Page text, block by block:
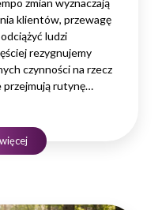
zmian wyznaczają
klientów, przewagę
ludzi
rezygnujemy
czynności na rzecz
rutynę
— wpływa